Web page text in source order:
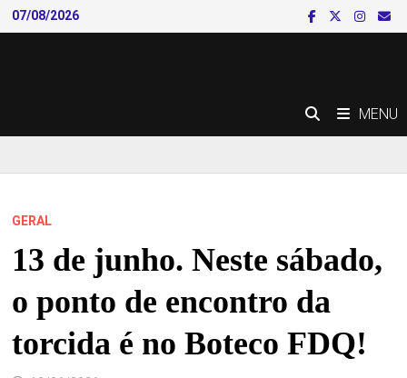
Skip
to
07/08/2026
MENU
GERAL
13 de junho. Neste sábado,
o ponto de encontro da
torcida é no Boteco FDQ!